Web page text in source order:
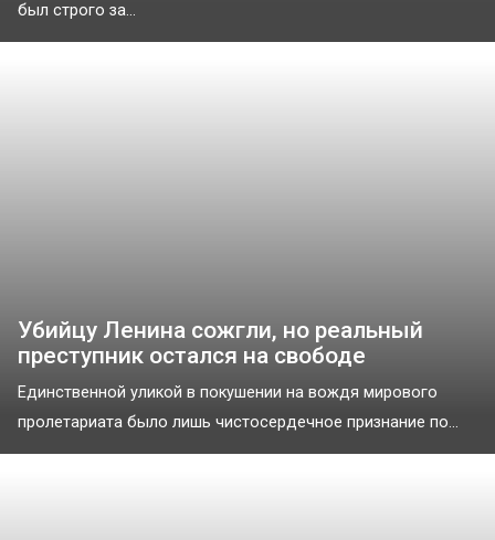
был строго за...
Убийцу Ленина сожгли, но реальный
преступник остался на свободе
Единственной уликой в покушении на вождя мирового
пролетариата было лишь чистосердечное признание по...